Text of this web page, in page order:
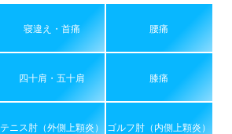
寝違え・首痛 腰痛
四十肩・五十肩 膝痛
テニス肘（外側上顆炎） ゴルフ肘（内側上顆炎）